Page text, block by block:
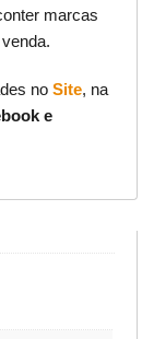
marcas
no Site, na
e